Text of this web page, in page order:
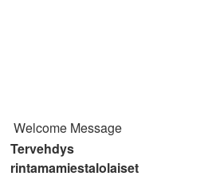
Welcome Message
Tervehdys
rintamamiestalolaiset